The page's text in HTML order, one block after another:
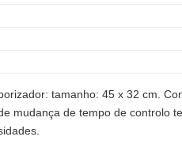
tamanho: 45 x 32 cm.
mudança de tempo de controlo